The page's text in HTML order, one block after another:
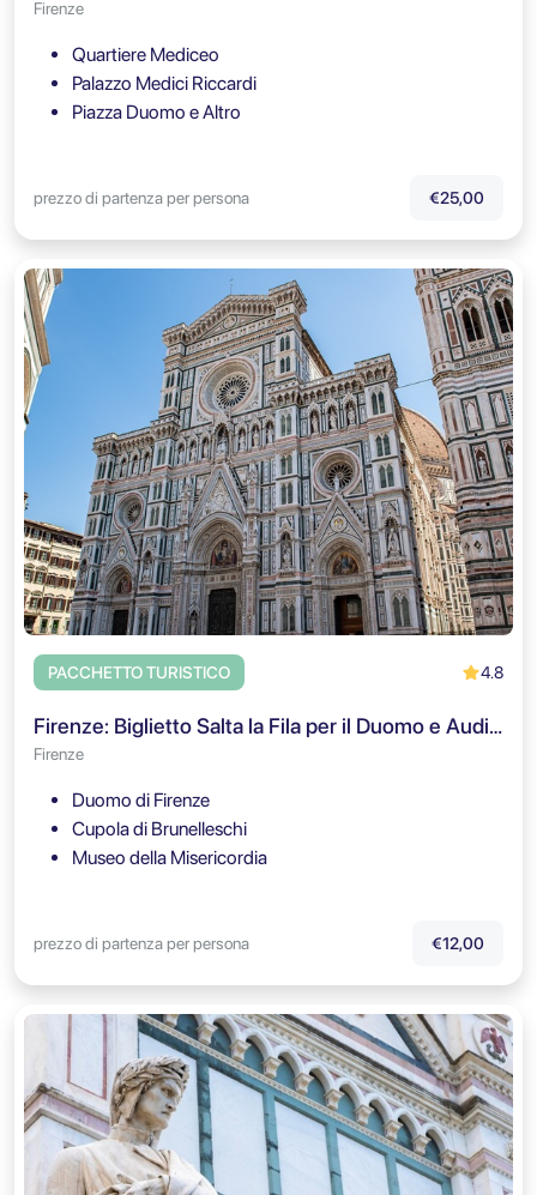
Firenze
Quartiere Mediceo
Palazzo Medici Riccardi
Piazza Duomo e Altro
prezzo di partenza per persona €25,00
PACCHETTO TURISTICO 4.8
Firenze: Biglietto Salta la Fila per il Duomo e Audio Guida
Firenze
Duomo di Firenze
Cupola di Brunelleschi
Museo della Misericordia
prezzo di partenza per persona €12,00